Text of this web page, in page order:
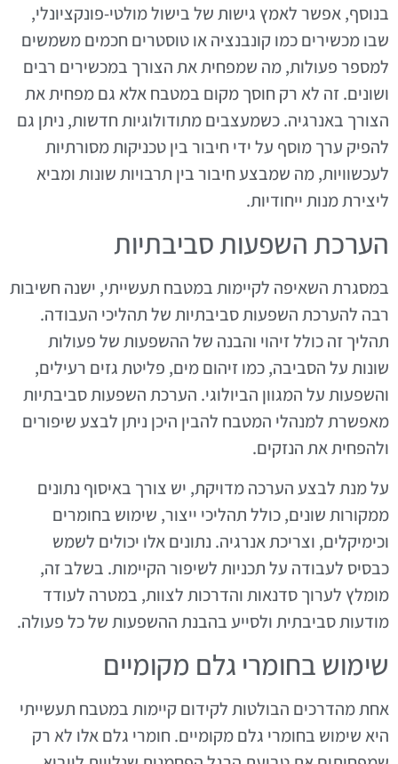
בנוסף, אפשר לאמץ גישות של בישול מולטי-פונקציונלי,
שבו מכשירים כמו קונבנציה או טוסטרים חכמים משמשים
למספר פעולות, מה שמפחית את הצורך במכשירים רבים
ושונים. זה לא רק חוסך מקום במטבח אלא גם מפחית את
הצורך באנרגיה. כשמעצבים מתודולוגיות חדשות, ניתן גם
להפיק ערך מוסף על ידי חיבור בין טכניקות מסורתיות
לעכשוויות, מה שמבצע חיבור בין תרבויות שונות ומביא
ליצירת מנות ייחודיות.
הערכת השפעות סביבתיות
במסגרת השאיפה לקיימות במטבח תעשייתי, ישנה חשיבות
רבה להערכת השפעות סביבתיות של תהליכי העבודה.
תהליך זה כולל זיהוי והבנה של ההשפעות של פעולות
שונות על הסביבה, כמו זיהום מים, פליטת גזים רעילים,
והשפעות על המגוון הביולוגי. הערכת השפעות סביבתיות
מאפשרת למנהלי המטבח להבין היכן ניתן לבצע שיפורים
ולהפחית את הנזקים.
על מנת לבצע הערכה מדויקת, יש צורך באיסוף נתונים
ממקורות שונים, כולל תהליכי ייצור, שימוש בחומרים
וכימיקלים, וצריכת אנרגיה. נתונים אלו יכולים לשמש
כבסיס לעבודה על תכניות לשיפור הקיימות. בשלב זה,
מומלץ לערוך סדנאות והדרכות לצוות, במטרה לעודד
מודעות סביבתית ולסייע בהבנת ההשפעות של כל פעולה.
שימוש בחומרי גלם מקומיים
אחת מהדרכים הבולטות לקידום קיימות במטבח תעשייתי
היא שימוש בחומרי גלם מקומיים. חומרי גלם אלו לא רק